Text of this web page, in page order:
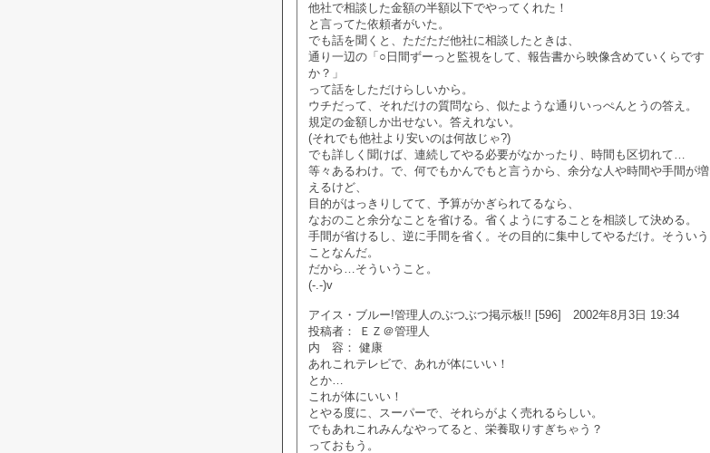
他社で相談した金額の半額以下でやってくれた！
と言ってた依頼者がいた。
でも話を聞くと、ただただ他社に相談したときは、
通り一辺の「○日間ずーっと監視をして、報告書から映像含めていくらです
か？」
って話をしただけらしいから。
ウチだって、それだけの質問なら、似たような通りいっぺんとうの答え。
規定の金額しか出せない。答えれない。
(それでも他社より安いのは何故じゃ?)
でも詳しく聞けば、連続してやる必要がなかったり、時間も区切れて…
等々あるわけ。で、何でもかんでもと言うから、余分な人や時間や手間が増
えるけど、
目的がはっきりしてて、予算がかぎられてるなら、
なおのこと余分なことを省ける。省くようにすることを相談して決める。
手間が省けるし、逆に手間を省く。その目的に集中してやるだけ。そういう
ことなんだ。
だから…そういうこと。
(-.-)v
アイス・ブルー!管理人のぶつぶつ掲示板!! [596] 2002年8月3日 19:34
投稿者： ＥＺ＠管理人
内 容： 健康
あれこれテレビで、あれが体にいい！
とか…
これが体にいい！
とやる度に、スーパーで、それらがよく売れるらしい。
でもあれこれみんなやってると、栄養取りすぎちゃう？
っておもう。